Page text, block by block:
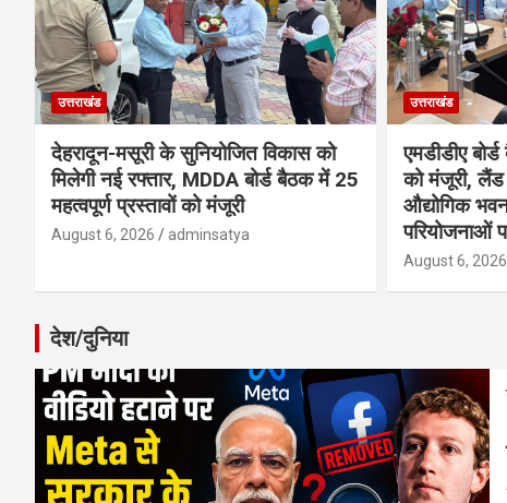
उत्तराखंड
देहरादून-मसूरी के सुनियोजित विकास को
मिलेगी नई रफ्तार, MDDA बोर्ड बैठक में 25
महत्वपूर्ण प्रस्तावों को मंजूरी
August 6, 2026 adminsatya
उत्तराखंड
एमडीडीए
को मंजूरी, लैंड
औद्योगिक
August 6, 2026
देश/दुनिया